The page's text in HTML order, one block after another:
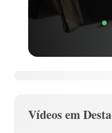
Vídeos em